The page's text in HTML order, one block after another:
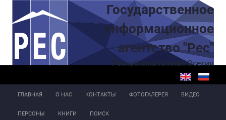
Перейти к основному содержаниюГосударственное
информационное
агентство "Рес"
Республика Южная Осетия
ГЛАВНАЯ О НАС КОНТАКТЫ ФОТОГАЛЕРЕЯ ВИДЕО
ПЕРСОНЫ КНИГИ ПОИСК